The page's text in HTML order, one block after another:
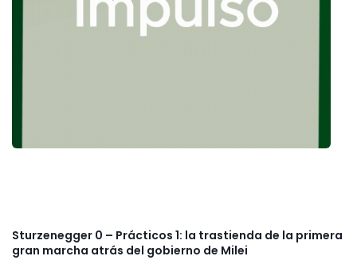
Sturzenegger 0 – Prácticos 1: la trastienda de la primera
gran marcha atrás del gobierno de Milei